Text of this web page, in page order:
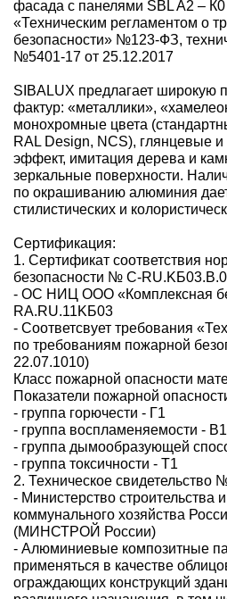
фасада с панелями SBL A2 – К0
«Техническим регламентом о
безопасности» №123-ФЗ,
№5401-17 от 25.12.2017
SIBALUX предлагает широкую
фактур: «металлики»,
монохромные цвета
RAL Design, NCS), глянцевые
эффект, имитация дерева и
зеркальные поверхности.
по окрашиванию алюминия
стилистических и
Сертификация:
1. Сертификат соответствия
безопасности № С-
- ОС НИЦ ООО «Комплексная
RA.RU.11KБ03
- Соответсвует требования
по требованиям пожарной
22.07.1010)
Класс пожарной опасности
Показатели пожарной
- группа горючести - Г1
- группа воспламеняемости - В1
- группа дымообразующей
- группа токсичности - Т1
2. Техническое свидетельство
- Министерство строительства
коммунального хозяйства
(МИНСТРОЙ России)
- Алюминиевые композитные
применяться в качестве
ограждающих конструкций